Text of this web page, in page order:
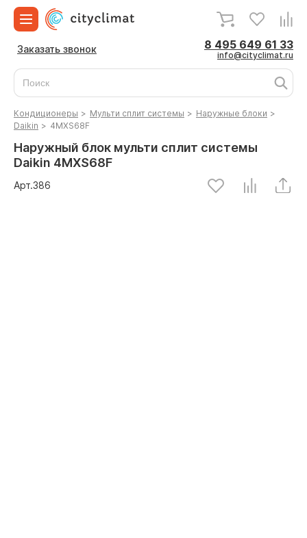
Заказать звонок 8 495 649 61 33
info@cityclimat.ru
Кондиционеры > Мульти сплит системы > Наружные блоки >
Daikin > 4MXS68F
Наружный блок мульти сплит системы
Daikin 4MXS68F
Арт.386